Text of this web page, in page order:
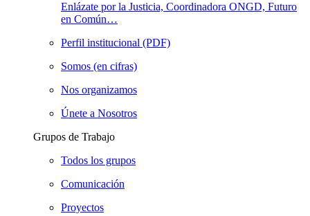
Enlázate por la Justicia, Coordinadora ONGD, Futuro
en Común…
Perfil institucional (PDF)
Somos (en cifras)
Nos organizamos
Únete a Nosotros
Grupos de Trabajo
Todos los grupos
Comunicación
Proyectos